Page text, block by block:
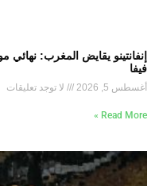
فيفا
أغسطس 5, 2026 لا توجد تعليقات
Read More »